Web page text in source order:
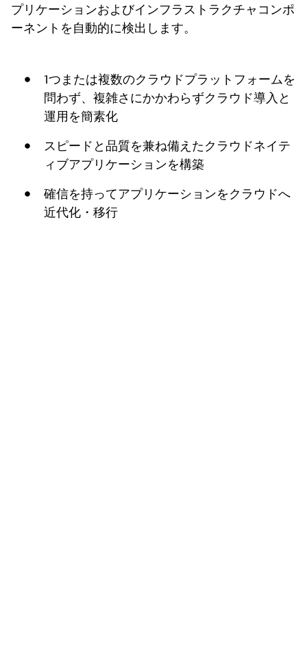
プリケーションおよびインフラストラクチャコンポ
ーネントを自動的に検出します。
1つまたは複数のクラウドプラットフォームを
問わず、複雑さにかかわらずクラウド導入と
運用を簡素化
スピードと品質を兼ね備えたクラウドネイテ
ィブアプリケーションを構築
確信を持ってアプリケーションをクラウドへ
近代化・移行